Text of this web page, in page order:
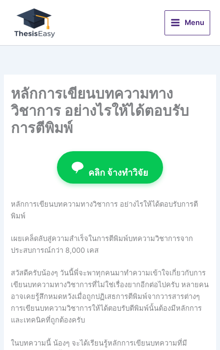
content
Menu
หลักการเขียนบทความทาง
วิชาการ อย่างไรให้ได้ตอบรับ
การตีพิมพ์
คลิก จ้างทำวิจัย
หลักการเขียนบทความทางวิชาการ อย่างไรให้ได้ตอบรับการตี
พิมพ์
เผยเคล็ดลับสู่ความสำเร็จในการตีพิมพ์บทความวิชาการจาก
ประสบการณ์กว่า 8,000 เคส
สวัสดีครับน้องๆ วันนี้พี่จะพาทุกคนมาทำความเข้าใจเกี่ยวกับการ
เขียนบทความทางวิชาการที่ไม่ใช่เรื่องยากอีกต่อไปครับ หลายคน
อาจเคยรู้สึกหมดหวังเมื่อถูกปฏิเสธการตีพิมพ์จากวารสารต่างๆ
การเขียนบทความวิชาการให้ได้ตอบรับตีพิมพ์นั้นต้องมีหลักการ
และเทคนิคที่ถูกต้องครับ
ในบทความนี้ น้องๆ จะได้เรียนรู้หลักการเขียนบทความที่มี